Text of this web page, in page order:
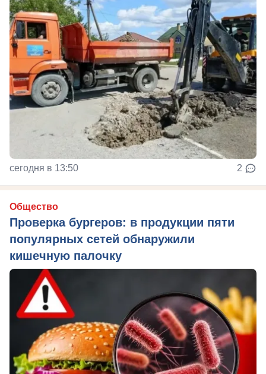
сегодня в 13:50 2
Общество
Проверка бургеров: в продукции пяти
популярных сетей обнаружили
кишечную палочку